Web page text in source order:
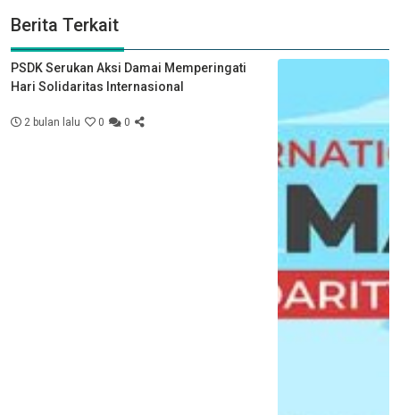
Berita Terkait
PSDK Serukan Aksi Damai Memperingati
Hari Solidaritas Internasional
2 bulan lalu 0 0